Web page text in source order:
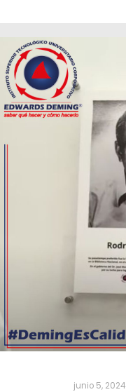
junio 5, 2024